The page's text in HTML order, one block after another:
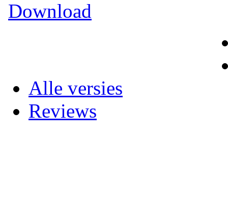
Download
Alle versies
Reviews